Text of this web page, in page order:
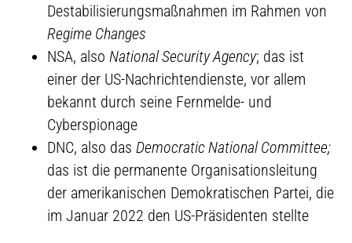
Destabilisierungsmaßnahmen im Rahmen von
Regime Changes
NSA, also National Security Agency; das ist
einer der US-Nachrichtendienste, vor allem
bekannt durch seine Fernmelde- und
Cyberspionage
DNC, also das Democratic National Committee;
das ist die permanente Organisationsleitung
der amerikanischen Demokratischen Partei, die
im Januar 2022 den US-Präsidenten stellte